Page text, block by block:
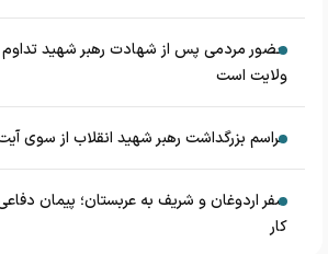
حضور مردمی پس از شهادت رهبر شهید تداوم
ولایت است
مراسم بزرگداشت رهبر شهید انقلاب از سوی
سفر اردوغان و شریف به عربستان؛ پیمان
کار